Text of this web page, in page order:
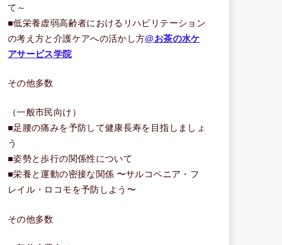
て～
■低栄養虚弱高齢者におけるリハビリテーション
の考え方と介護ケアへの活かし方@お茶の水ケ
アサービス学院
その他多数
（一般市民向け）
■足腰の痛みを予防して健康長寿を目指しましょ
う
■姿勢と歩行の関係性について
■栄養と運動の密接な関係 〜サルコペニア・フ
レイル・ロコモを予防しよう〜
その他多数